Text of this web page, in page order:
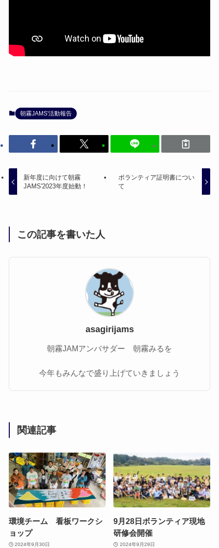
朝霧JAMS'活動報告
新年度に向けて朝霧
JAMS'2023年度始動！
ボランティア証明書につい
て
この記事を書いた人
asagirijams
朝霧JAMアンバサダー 朝霧みるを
今年もみんなで盛り上げていきましょう
関連記事
環境チーム 看板ワークシ
ョップ
2024年9月30日
9月28日ボランティア現地
研修会開催
2024年9月29日